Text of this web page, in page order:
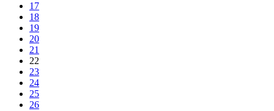
17
18
19
20
21
22
23
24
25
26